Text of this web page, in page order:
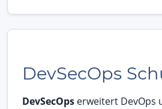
DevSecOps
DevSecOps erweitert DevOps